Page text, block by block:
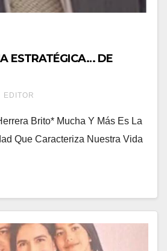
ESTRATÉGICA… DE
EDITOR
Brito* Mucha Y Más Es La
Que Caracteriza Nuestra Vida